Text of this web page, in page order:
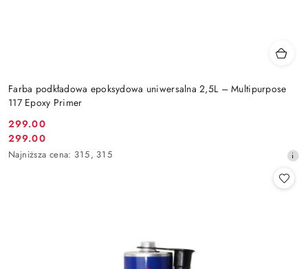
Farba podkładowa epoksydowa uniwersalna 2,5L – Multipurpose
117 Epoxy Primer
Cena
promocyjna:
299.00
Cena
promocyjna:
299.00
Najniższa
Najniższa cena: 315, 315